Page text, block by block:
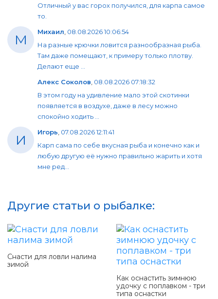
Отличный у вас горох получился, для карпа самое
то.
М Михаил 08.08.2026 10:06:54
На разные крючки ловится разнообразная рыба.
Там даже помещают, к примеру только плотву.
Делают еще ...
Алекс Соколов 08.08.2026 07:18:32
В этом году на удивление мало этой скотинки
появляется в воздухе, даже в лесу можно
спокойно ходить ...
И Игорь 07.08.2026 12:11:41
Карп сама по себе вкусная рыба и конечно как и
любую другую её нужно правильно жарить и хотя
мне ред...
Другие статьи о рыбалке:
Снасти для ловли налима
зимой
Как оснастить зимнюю
удочку с поплавком - три
типа оснастки